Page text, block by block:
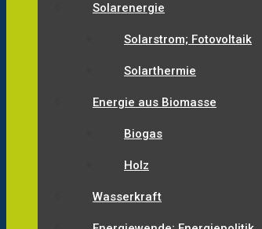
Solarenergie
Solarstrom; Fotovoltaik
Solarthermie
Energie aus Biomasse
Biogas
Holz
Wasserkraft